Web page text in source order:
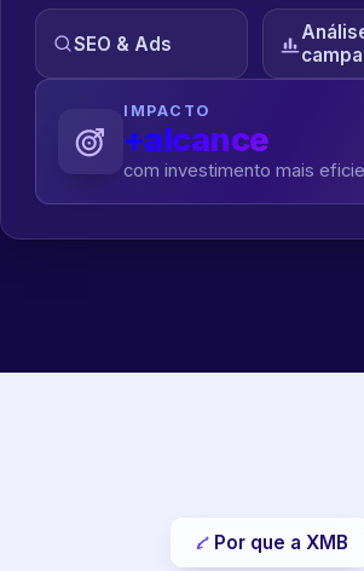
SEO & Ads
IMPACTO
+alcance
com investimento mais
Por que a XMB